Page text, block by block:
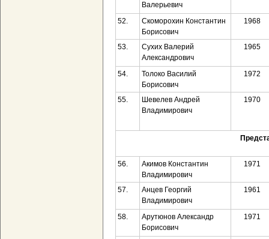
Валерьевич
52.
Скоморохин Константин
Борисович
1968
53.
Сухих Валерий
Александрович
1965
54.
Толоко Василий
Борисович
1972
55.
Шевелев Андрей
Владимирович
1970
56.
Акимов Константин
Владимирович
1971
57.
Анцев Георгий
Владимирович
1961
58.
Арутюнов Александр
Борисович
1971